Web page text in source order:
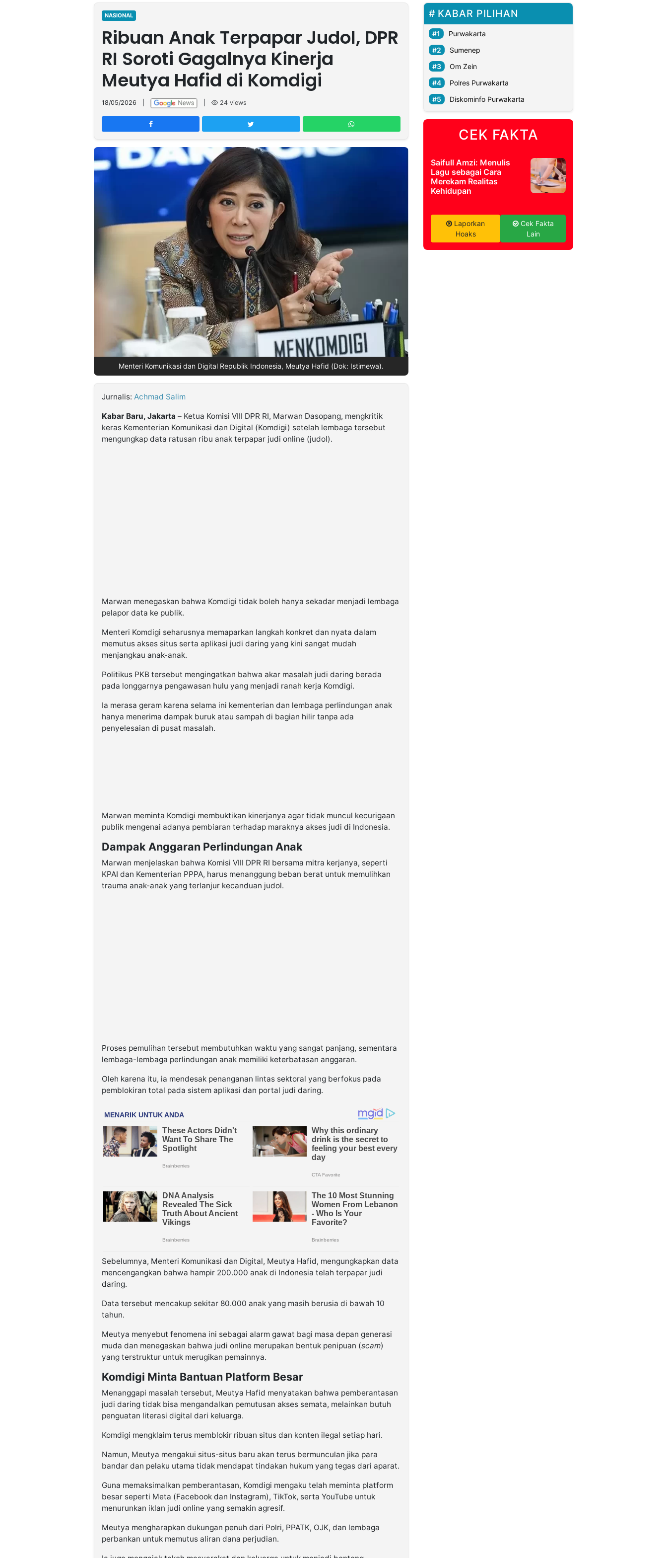
NASIONAL
Ribuan Anak Terpapar Judol, DPR
RI Soroti Gagalnya Kinerja
Meutya Hafid di Komdigi
18/05/2026 24 views
Menteri Komunikasi dan Digital Republik Indonesia, Meutya Hafid (Dok: Istimewa).
Jurnalis: Achmad Salim
Kabar Baru, Jakarta – Ketua Komisi VIII DPR RI, Marwan Dasopang, mengkritik
keras Kementerian Komunikasi dan Digital (Komdigi) setelah lembaga tersebut
mengungkap data ratusan ribu anak terpapar judi online (judol).
Marwan menegaskan bahwa Komdigi tidak boleh hanya sekadar menjadi lembaga
pelapor data ke publik.
Menteri Komdigi seharusnya memaparkan langkah konkret dan nyata dalam
memutus akses situs serta aplikasi judi daring yang kini sangat mudah
menjangkau anak-anak.
Politikus PKB tersebut mengingatkan bahwa akar masalah judi daring berada
pada longgarnya pengawasan hulu yang menjadi ranah kerja Komdigi.
Ia merasa geram karena selama ini kementerian dan lembaga perlindungan anak
hanya menerima dampak buruk atau sampah di bagian hilir tanpa ada
penyelesaian di pusat masalah.
Marwan meminta Komdigi membuktikan kinerjanya agar tidak muncul kecurigaan
publik mengenai adanya pembiaran terhadap maraknya akses judi di Indonesia.
Dampak Anggaran Perlindungan Anak
Marwan menjelaskan bahwa Komisi VIII DPR RI bersama mitra kerjanya, seperti
KPAI dan Kementerian PPPA, harus menanggung beban berat untuk memulihkan
trauma anak-anak yang terlanjur kecanduan judol.
Proses pemulihan tersebut membutuhkan waktu yang sangat panjang, sementara
lembaga-lembaga perlindungan anak memiliki keterbatasan anggaran.
Oleh karena itu, ia mendesak penanganan lintas sektoral yang berfokus pada
pemblokiran total pada sistem aplikasi dan portal judi daring.
Sebelumnya, Menteri Komunikasi dan Digital, Meutya Hafid, mengungkapkan data
mencengangkan bahwa hampir 200.000 anak di Indonesia telah terpapar judi
daring.
Data tersebut mencakup sekitar 80.000 anak yang masih berusia di bawah 10
tahun.
Meutya menyebut fenomena ini sebagai alarm gawat bagi masa depan generasi
muda dan menegaskan bahwa judi online merupakan bentuk penipuan (scam)
yang terstruktur untuk merugikan pemainnya.
Komdigi Minta Bantuan Platform Besar
Menanggapi masalah tersebut, Meutya Hafid menyatakan bahwa pemberantasan
judi daring tidak bisa mengandalkan pemutusan akses semata, melainkan butuh
penguatan literasi digital dari keluarga.
Komdigi mengklaim terus memblokir ribuan situs dan konten ilegal setiap hari.
Namun, Meutya mengakui situs-situs baru akan terus bermunculan jika para
bandar dan pelaku utama tidak mendapat tindakan hukum yang tegas dari aparat.
Guna memaksimalkan pemberantasan, Komdigi mengaku telah meminta platform
besar seperti Meta (Facebook dan Instagram), TikTok, serta YouTube untuk
menurunkan iklan judi online yang semakin agresif.
Meutya mengharapkan dukungan penuh dari Polri, PPATK, OJK, dan lembaga
perbankan untuk memutus aliran dana perjudian.
KABAR PILIHAN
Purwakarta
Sumenep
Om Zein
Polres Purwakarta
Diskominfo Purwakarta
CEK FAKTA
Saifull Amzi: Menulis
Lagu sebagai Cara
Merekam Realitas
Kehidupan
Laporkan
Hoaks
Cek Fakta
Lain